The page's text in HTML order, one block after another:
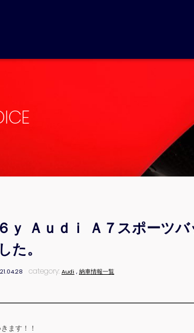
ｙ Ａｕｄｉ Ａ７スポーツ
た。
category: Audi , 納車情報一覧
ます！！